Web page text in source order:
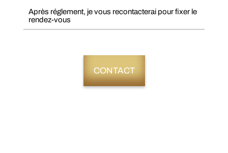
Après réglement, je vous recontacterai pour fixer le
rendez-vous
CONTACT